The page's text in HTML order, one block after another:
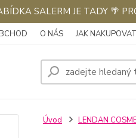
SALERM JE TADY 🌴
O NÁS JAK NAKUPOVAT
Úvod LENDAN